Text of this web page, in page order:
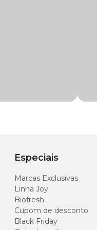
Especiais
Marcas Exclusivas
Linha Joy
Biofresh
Cupom de desconto
Black Friday